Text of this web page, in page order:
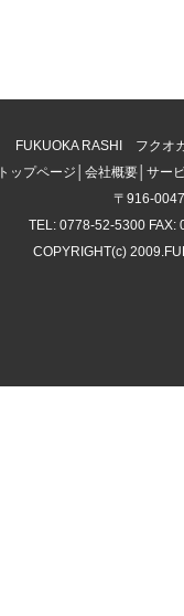
FUKUOKA RASHI フクオ
トップページ
会社概要 サー
〒916-
TEL: 0778-52-5300 FAX:
COPYRIGHT(c)